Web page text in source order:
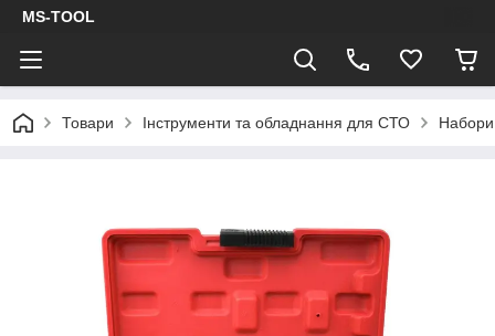
MS-TOOL
Товари Інструменти та обладнання для СТО Набори